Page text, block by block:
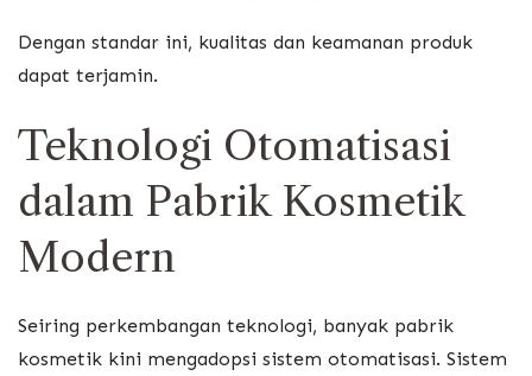
Dengan standar ini, kualitas dan keamanan produk
dapat terjamin.
Teknologi Otomatisasi
dalam Pabrik Kosmetik
Modern
Seiring perkembangan teknologi, banyak pabrik
kosmetik kini mengadopsi sistem otomatisasi. Sistem